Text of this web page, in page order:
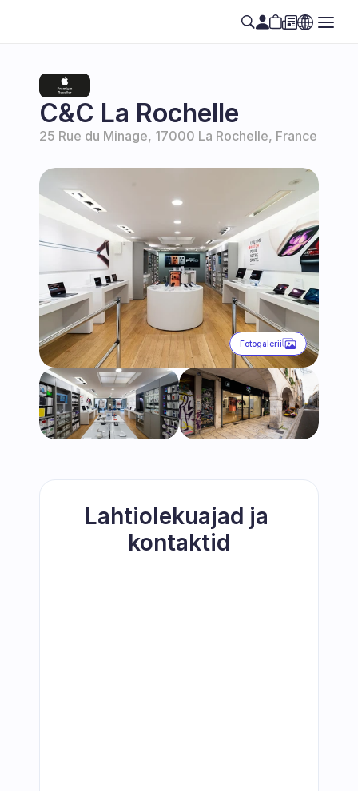
C&C La Rochelle
25 Rue du Minage, 17000 La Rochelle, France
Fotogalerii
Lahtiolekuajad ja
kontaktid